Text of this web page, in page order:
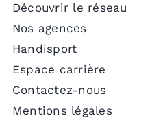
Découvrir le réseau
Nos agences
Handisport
Espace carrière
Contactez-nous
Mentions légales